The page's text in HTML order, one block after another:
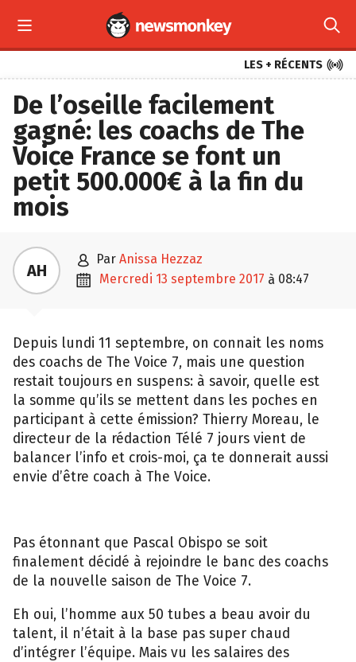
 
LES + RÉCENTS 
De l’oseille facilement
gagné: les coachs de The
Voice France se font un
petit 500.000€ à la fin du
mois
AH  par Anissa Hezzaz
 mercredi 13 septembre 2017 à 08:47
Depuis lundi 11 septembre, on connait les noms
des coachs de The Voice 7, mais une question
restait toujours en suspens: à savoir, quelle est
la somme qu’ils se mettent dans les poches en
participant à cette émission? Thierry Moreau, le
directeur de la rédaction Télé 7 jours vient de
balancer l’info et crois-moi, ça te donnerait aussi
envie d’être coach à The Voice.
Pas étonnant que Pascal Obispo se soit
finalement décidé à rejoindre le banc des coachs
de la nouvelle saison de The Voice 7.
Eh oui, l’homme aux 50 tubes a beau avoir du
talent, il n’était à la base pas super chaud
d’intégrer l’équipe. Mais vu les salaires des